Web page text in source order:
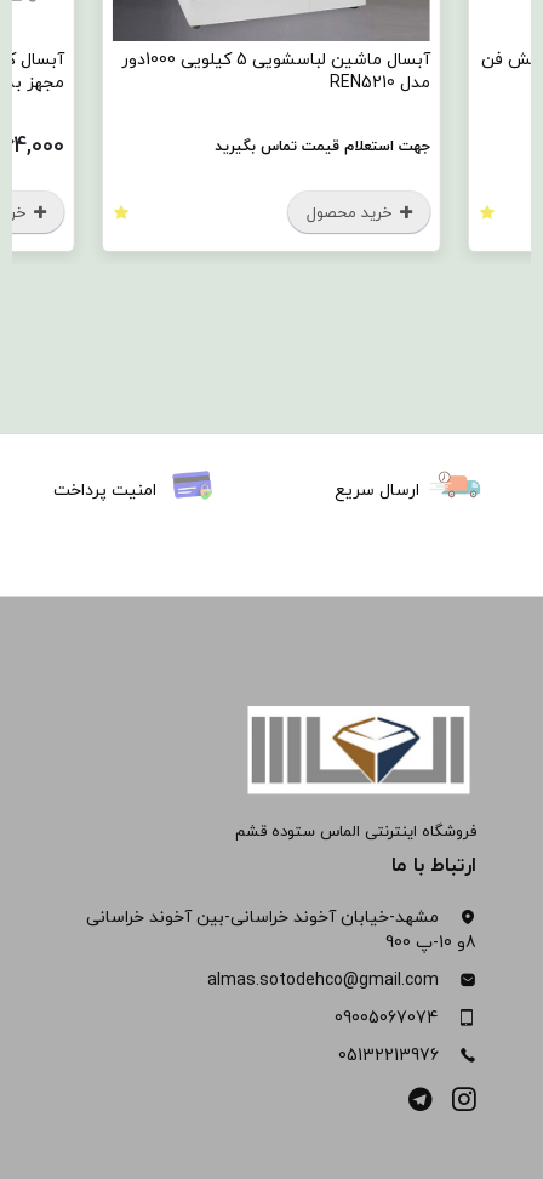
آبسال ماشین لباسشویی 5 کیلویی 1000دور
آبسال کولر آبی پشت بامی مدل AC55R
مجهز به کلید الکترونیک و ریموت
37,264,000 تومان
خرید محصول
ارسال سریع امنیت پرداخت
فروشگاه اینترنتی الماس ستوده قشم
ارتباط با ما
مشهد-خیابان آخوند خراسانی-بین آخوند خراسانی
8و 10-پ 900
almas.sotodehco@gmail.com
09005067074
05132213976